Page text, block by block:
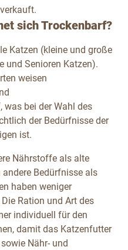
sich Trockenbarf?
Katzen (kleine und große
und Senioren Katzen).
weisen
was bei der Wahl des
der Bedürfnisse der
ist.
Nährstoffe als alte
Bedürfnisse als
haben weniger
Ration und Art des
individuell für den
damit das Katzenfutter
Nähr- und